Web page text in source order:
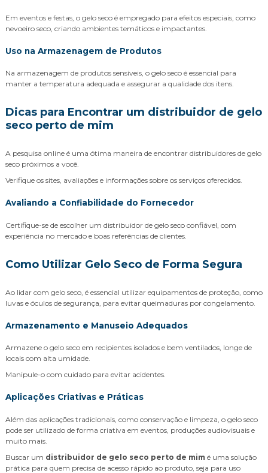
Em eventos e festas, o gelo seco é empregado para efeitos especiais, como
nevoeiro seco, criando ambientes temáticos e impactantes.
Uso na Armazenagem de Produtos
Na armazenagem de produtos sensíveis, o gelo seco é essencial para
manter a temperatura adequada e assegurar a qualidade dos itens.
Dicas para Encontrar um distribuidor de gelo
seco perto de mim
A pesquisa online é uma ótima maneira de encontrar distribuidores de gelo
seco próximos a você.
Verifique os sites, avaliações e informações sobre os serviços oferecidos.
Avaliando a Confiabilidade do Fornecedor
Certifique-se de escolher um distribuidor de gelo seco confiável, com
experiência no mercado e boas referências de clientes.
Como Utilizar Gelo Seco de Forma Segura
Ao lidar com gelo seco, é essencial utilizar equipamentos de proteção, como
luvas e óculos de segurança, para evitar queimaduras por congelamento.
Armazenamento e Manuseio Adequados
Armazene o gelo seco em recipientes isolados e bem ventilados, longe de
locais com alta umidade.
Manipule-o com cuidado para evitar acidentes.
Aplicações Criativas e Práticas
Além das aplicações tradicionais, como conservação e limpeza, o gelo seco
pode ser utilizado de forma criativa em eventos, produções audiovisuais e
muito mais.
Buscar um distribuidor de gelo seco perto de mim é uma solução
prática para quem precisa de acesso rápido ao produto, seja para uso